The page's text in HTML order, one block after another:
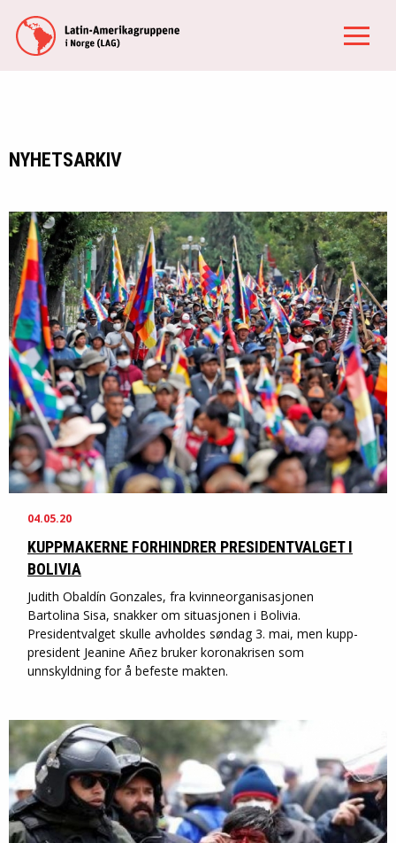
NYHETSARKIV
04.05.20
KUPPMAKERNE FORHINDRER PRESIDENTVALGET I
BOLIVIA
Judith Obaldín Gonzales, fra kvinneorganisasjonen
Bartolina Sisa, snakker om situasjonen i Bolivia.
Presidentvalget skulle avholdes søndag 3. mai, men kupp-
president Jeanine Añez bruker koronakrisen som
unnskyldning for å befeste makten.